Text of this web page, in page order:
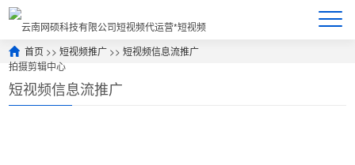
首页 >>短视频推广 >>短视频信息流推广
短视频信息流推广